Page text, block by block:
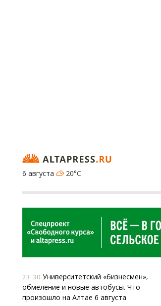
6 августа
20°C
23:30 Университетский «бизнесмен»,
обмеление и новые автобусы. Что
произошло на Алтае 6 августа